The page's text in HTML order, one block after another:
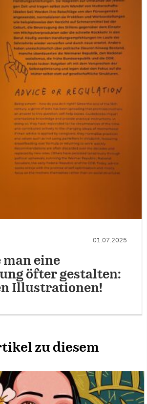
01.07.2025
man eine
öfter gestalten:
Illustrationen!
zu diesem